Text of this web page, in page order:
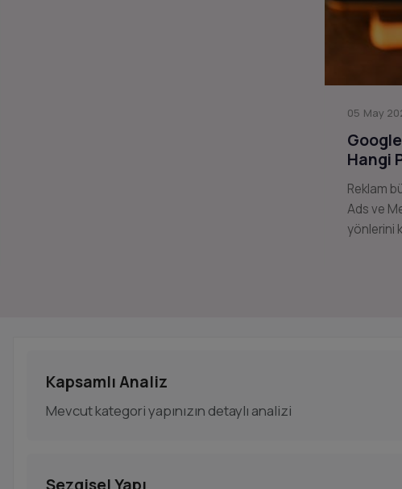
05 May
Hangi
Reklam
Ads ve
yönlerini
Kapsamlı Analiz
Mevcut kategori yapınızın detaylı analizi